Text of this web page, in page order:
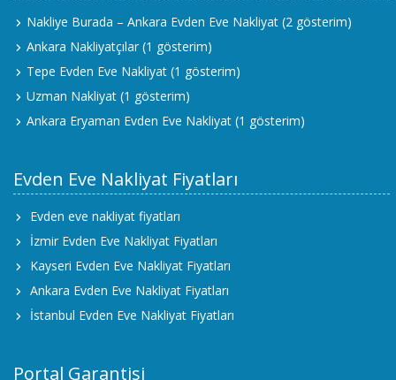
Nakliye Burada – Ankara Evden Eve Nakliyat (2 gösterim)
Ankara Nakliyatçılar (1 gösterim)
Tepe Evden Eve Nakliyat (1 gösterim)
Uzman Nakliyat (1 gösterim)
Ankara Eryaman Evden Eve Nakliyat (1 gösterim)
Evden Eve Nakliyat Fiyatları
Evden eve nakliyat fiyatları
İzmir Evden Eve Nakliyat Fiyatları
Kayseri Evden Eve Nakliyat Fiyatları
Ankara Evden Eve Nakliyat Fiyatları
İstanbul Evden Eve Nakliyat Fiyatları
Portal Garantisi